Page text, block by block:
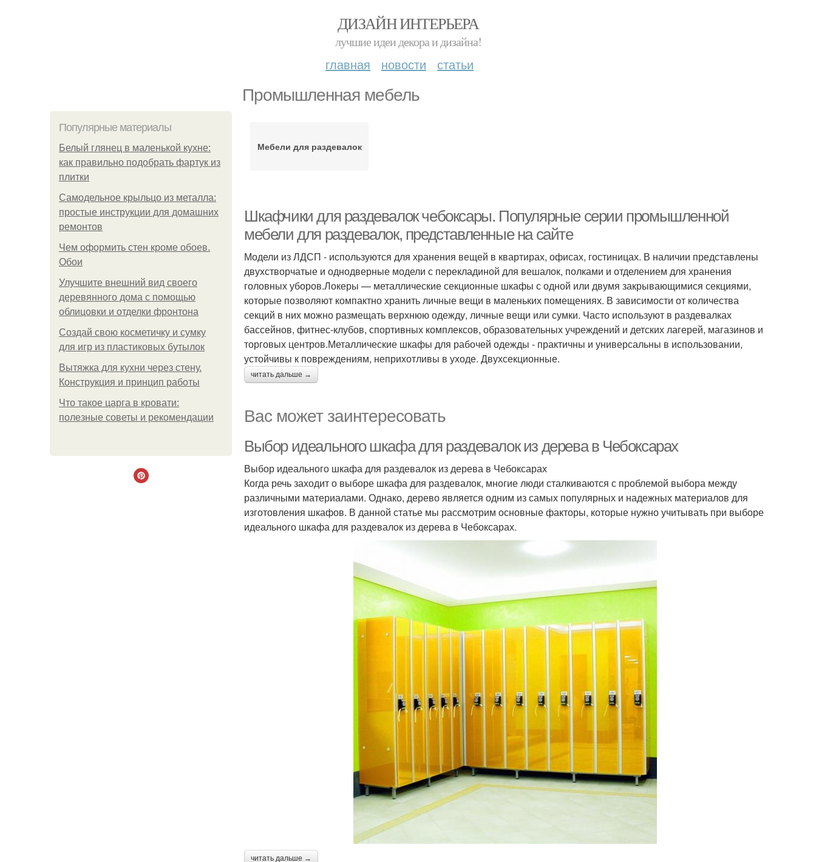
ДИЗАЙН ИНТЕРЬЕРА
лучшие идеи декора и дизайна!
главная новости статьи
Промышленная мебель
Популярные материалы
Белый глянец в маленькой кухне:
как правильно подобрать фартук из
плитки
Самодельное крыльцо из металла:
простые инструкции для домашних
ремонтов
Чем оформить стен кроме обоев.
Обои
Улучшите внешний вид своего
деревянного дома с помощью
облицовки и отделки фронтона
Создай свою косметичку и сумку
для игр из пластиковых бутылок
Вытяжка для кухни через стену.
Конструкция и принцип работы
Что такое царга в кровати:
полезные советы и рекомендации
Мебели для раздевалок
Шкафчики для раздевалок чебоксары. Популярные серии промышленной
мебели для раздевалок, представленные на сайте
Модели из ЛДСП - используются для хранения вещей в квартирах, офисах, гостиницах. В наличии представлены
двухстворчатые и однодверные модели с перекладиной для вешалок, полками и отделением для хранения
головных уборов.Локеры — металлические секционные шкафы с одной или двумя закрывающимися секциями,
которые позволяют компактно хранить личные вещи в маленьких помещениях. В зависимости от количества
секций в них можно размещать верхнюю одежду, личные вещи или сумки. Часто используют в раздевалках
бассейнов, фитнес-клубов, спортивных комплексов, образовательных учреждений и детских лагерей, магазинов и
торговых центров.Металлические шкафы для рабочей одежды - практичны и универсальны в использовании,
устойчивы к повреждениям, неприхотливы в уходе. Двухсекционные.
читать дальше →
Вас может заинтересовать
Выбор идеального шкафа для раздевалок из дерева в Чебоксарах
Выбор идеального шкафа для раздевалок из дерева в Чебоксарах
Когда речь заходит о выборе шкафа для раздевалок, многие люди сталкиваются с проблемой выбора между
различными материалами. Однако, дерево является одним из самых популярных и надежных материалов для
изготовления шкафов. В данной статье мы рассмотрим основные факторы, которые нужно учитывать при выборе
идеального шкафа для раздевалок из дерева в Чебоксарах.
читать дальше →